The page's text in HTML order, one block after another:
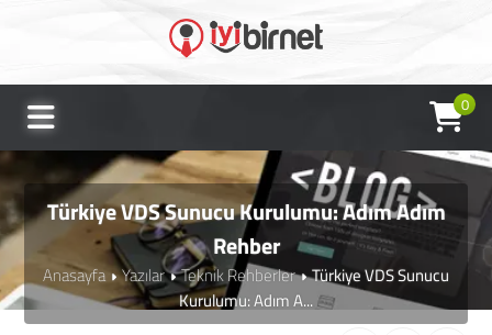
0
Türkiye VDS Sunucu Kurulumu: Adım Adım
Rehber
Anasayfa Yazılar Teknik Rehberler
Türkiye VDS Sunucu
Kurulumu: Adım A...